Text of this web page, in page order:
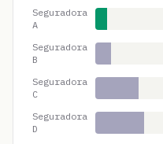
Seguradora
A
Seguradora
B
Seguradora
C
Seguradora
D